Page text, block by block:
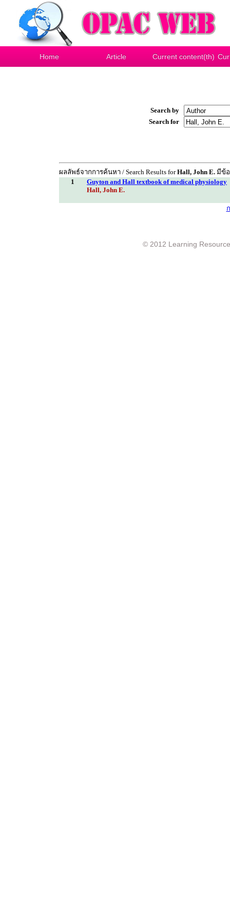
Home Article Current content(th)
Search by
Search for
ผลลัพธ์จากการค้นหา / Search Results forHall, John E. มีข้
1
Guyton and Hall textbook of medical physiology
Hall, John E.
© 2012 Learning